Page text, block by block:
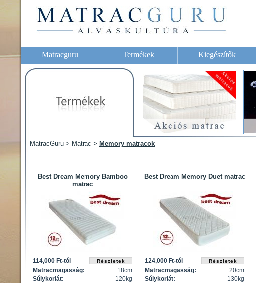
Matracguru Termékek Kiegészítők
MatracGuru > Matrac > Memory matracok
Best Dream Memory Bamboo
matrac
114,000 Ft-tól
Matracmagasság:
18cm
Súlykorlát:
120kg
Best Dream Memory Duet matrac
124,000 Ft-tól
Matracmagasság:
20cm
Súlykorlát:
130kg